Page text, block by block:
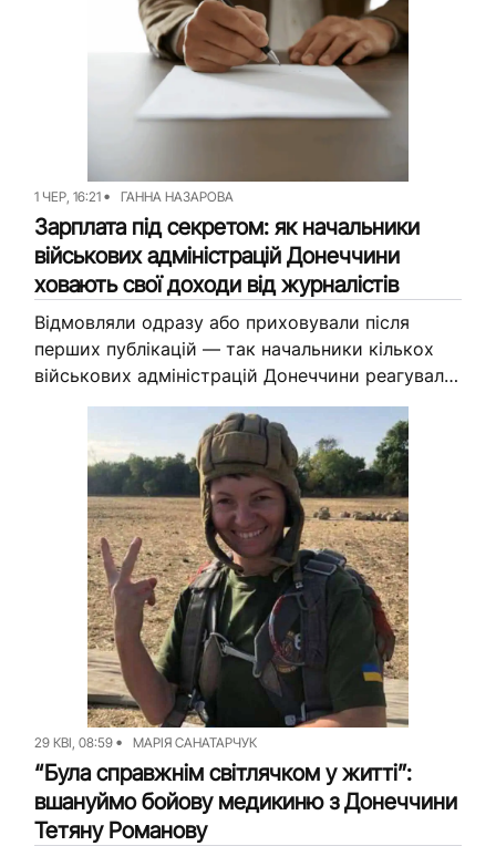
перерозподіл бюджету...
1 ЧЕР, 16:21 ГАННА НАЗАРОВА
Зарплата під секретом: як начальники
військових адміністрацій Донеччини
ховають свої доходи від журналістів
Відмовляли одразу або приховували після
перших публікацій — так начальники кількох
військових адміністрацій Донеччини реагували
на запити Вільного Радіо про їхні зарплати.
Приховувати ці дані посадовці не мають, адже
29 КВІ, 08:59 МАРІЯ САНАТАРЧУК
“Була справжнім світлячком у житті”:
вшануймо бойову медикиню з Донеччини
Тетяну Романову